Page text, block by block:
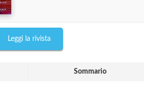
Leggi la rivista
Sommario